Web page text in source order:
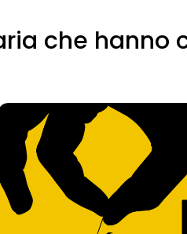
che hanno